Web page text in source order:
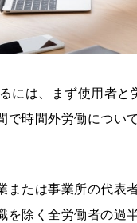
には、まず使用者と
で時間外労働につい
または事業所の代表
を除く全労働者の過